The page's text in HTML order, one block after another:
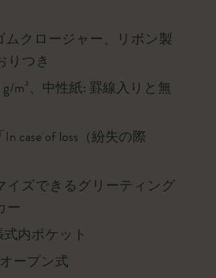
ムクロージャー、リボン製
りつき
m²、中性紙: 罫線入りと無
case of loss（紛失の際
イズできるグリーティング
ー
内ポケット
ープン式